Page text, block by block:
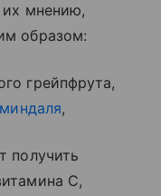
их мнению,
образом:
грейпфрута,
миндаля,
получить
С,